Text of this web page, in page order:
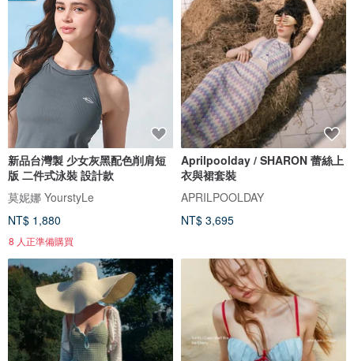
新品台灣製 少女灰黑配色削肩短
版 二件式泳裝 設計款
莫妮娜 YourstyLe
NT$ 1,880
8 人正準備購買
Aprilpoolday / SHARON 蕾絲上
衣與裙套裝
APRILPOOLDAY
NT$ 3,695